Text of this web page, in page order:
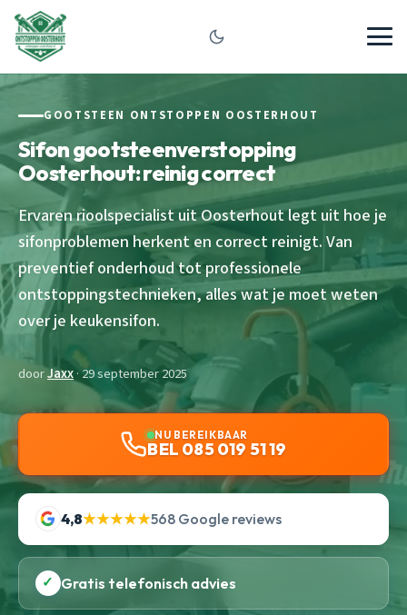
GOOTSTEEN ONTSTOPPEN OOSTERHOUT
Sifon gootsteenverstopping
Oosterhout: reinig correct
Ervaren rioolspecialist uit Oosterhout legt uit hoe je
sifonproblemen herkent en correct reinigt. Van
preventief onderhoud tot professionele
ontstoppingstechnieken, alles wat je moet weten
over je keukensifon.
doorJaxx· 29 september 2025
NU BEREIKBAAR
BEL 085 019 51 19
4,8★★★★★568 Google reviews
✓ Gratis telefonisch advies